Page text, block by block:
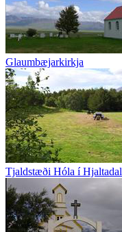
Glaumbæjarkirkja
Tjaldstæði Hóla í Hjaltadal